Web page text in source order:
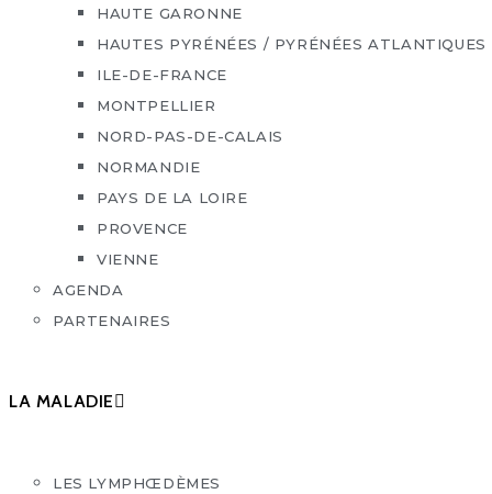
HAUTE GARONNE
HAUTES PYRÉNÉES / PYRÉNÉES ATLANTIQUES
ILE-DE-FRANCE
MONTPELLIER
NORD-PAS-DE-CALAIS
NORMANDIE
PAYS DE LA LOIRE
PROVENCE
VIENNE
AGENDA
PARTENAIRES
LA MALADIE
LES LYMPHŒDÈMES